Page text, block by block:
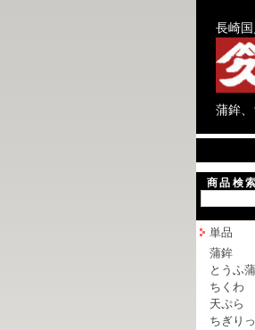
長崎
蒲鉾
商品検索
単品
蒲鉾
とうふ
ちくわ
天ぷら
ちぎり